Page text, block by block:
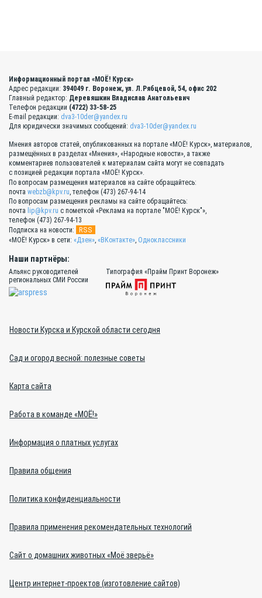
Информационный портал «МОЁ! Курск»
Адрес редакции: 394049 г. Воронеж, ул. Л.Рябцевой, 54, офис 202
Главный редактор: Деревяшкин Владислав Анатольевич
Телефон редакции (4722) 33-58-25
E-mail редакции: dva3-10der@yandex.ru
Для юридически значимых сообщений: dva3-10der@yandex.ru
Мнения авторов статей, опубликованных на портале «МОЁ! Курск», материалов,
размещённых в разделах «Мнения», «Народные новости», а также
комментариев пользователей к материалам сайта могут не совпадать
с позицией редакции портала «МОЁ! Курск».
По вопросам размещения материалов на сайте обращайтесь:
почта webzb@kpv.ru, телефон (473) 267-94-14
По вопросам размещения рекламы на сайте обращайтесь:
почта lip@kpv.ru с пометкой «Реклама на портале "МОЁ! Курск"»,
телефон (473) 267-94-13
Подписка на новости:
RSS
«МОЁ! Курск» в сети: «Дзен», «ВКонтакте», Одноклассники
Наши партнёры:
Альянс руководителей
региональных СМИ России
Типография «Прайм Принт Воронеж»
Новости Курска и Курской области сегодня
Сад и огород весной: полезные советы
Карта сайта
Работа в команде «МОЁ!»
Информация о платных услугах
Правила общения
Политика конфиденциальности
Правила применения рекомендательных технологий
Сайт о домашних животных «Моё зверьё»
Центр интернет-проектов (изготовление сайтов)